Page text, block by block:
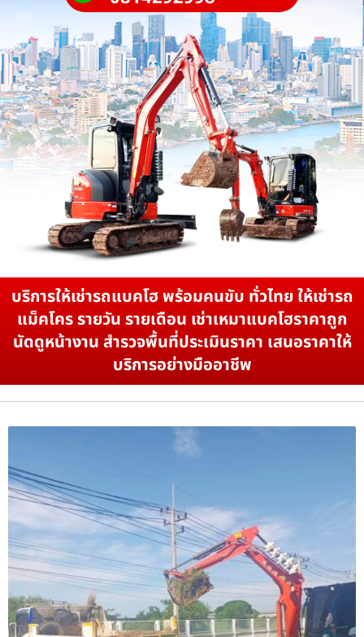
บริการให้เช่ารถแบคโฮ พร้อมคนขับ ทั่วไทย ให้เช่ารถ
แม็คโคร รายวัน รายเดือน เช่าเหมาแบคโฮราคาถูก
นัดดูหน้างาน สำรวจพื้นที่ประเมินราคา เสนอราคาให้
บริการอย่างมืออาชีพ